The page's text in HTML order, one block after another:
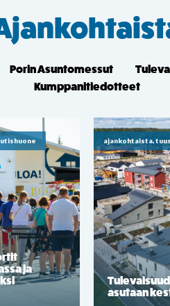
Porin Asuntomessut
Kumppanitiedotteet
ja
ajankohtaista,
asutaan